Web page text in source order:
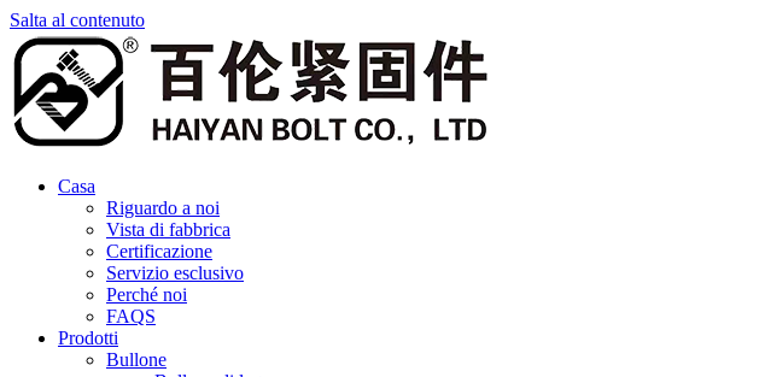
Salta al contenuto
Casa
Riguardo a noi
Vista di fabbrica
Certificazione
Servizio esclusivo
Perché noi
FAQS
Prodotti
Bullone